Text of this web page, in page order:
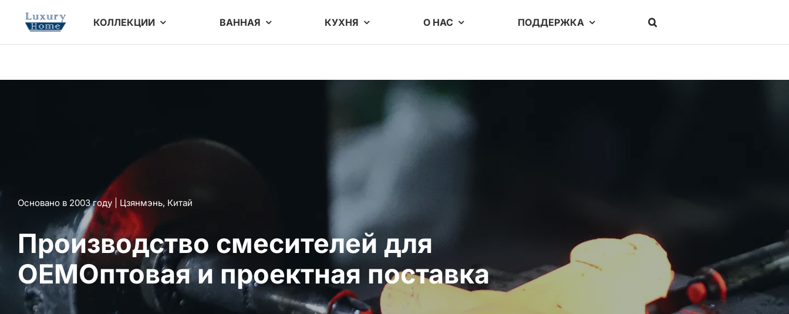
КОЛЛЕКЦИИ ВАННАЯ КУХНЯ О НАС ПОДДЕРЖКА
Основано в 2003 году | Цзянмэнь, Китай
Производство смесителей для
OEMОптовая и проектная поставка